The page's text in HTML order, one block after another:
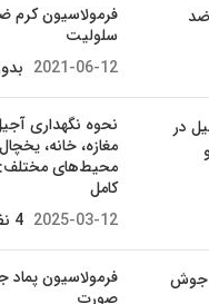
فرمولاسیون کرم
سلولیت
2021-06-12
نحوه نگهداری
مغازه، خانه،
محیط‌های مختلف:
کامل
2025-03-12 4 نظر
فرمولاسیون
صورت